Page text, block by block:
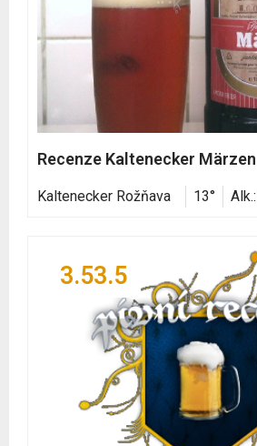
Recenze Kaltenecker Märzen
Kaltenecker Rožňava 13°
3.53.5